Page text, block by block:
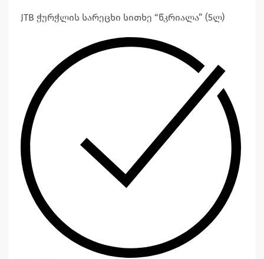
JTB ჭურჭლის სარეცხი სითხე “წკრიალა” (5ლ)